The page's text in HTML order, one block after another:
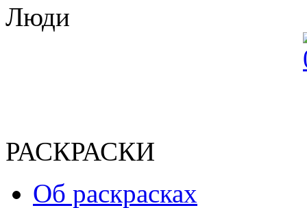
Люди
РАСКРАСКИ
Об раскрасках